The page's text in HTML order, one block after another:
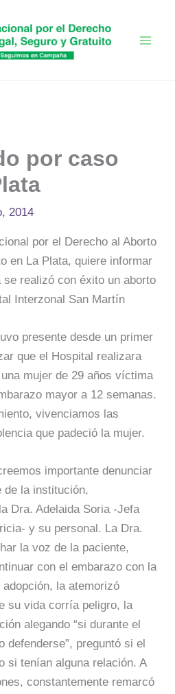
por caso
2014
por el Derecho al Aborto
en La Plata, quiere informar
se realizó con éxito un aborto
Interzonal San Martín
presente desde un primer
que el Hospital realizara
mujer de 29 años víctima
mayor a 12 semanas.
vivenciamos las
que padeció la mujer.
importante denunciar
de la institución,
Dra. Adelaida Soria -Jefa
y su personal. La Dra.
la voz de la paciente,
con el embarazo con la
la atemorizó
su vida corría peligro, la
alegando “si durante el
defenderse”, preguntó si el
si tenían alguna relación. A
constantemente remarcó